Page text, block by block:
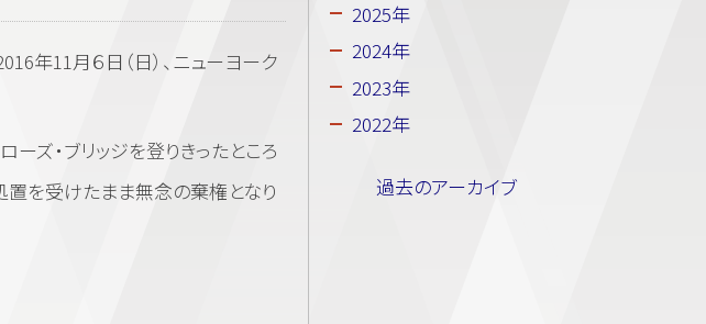
年11月６日（日）、ニューヨーク
ズ・ブリッジを登りきったところ
置を受けたまま無念の棄権となり
2025年
2024年
2023年
2022年
過去のアーカイブ